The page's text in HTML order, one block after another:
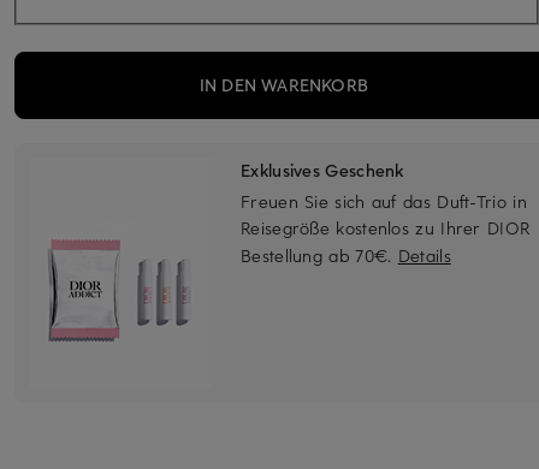
IN DEN WARENKORB
Exklusives Geschenk
Freuen Sie sich auf das Duft-Trio in
Reisegröße kostenlos zu Ihrer DIOR
Bestellung ab 70€. Details